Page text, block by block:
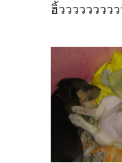
ฮิ้ววววววววว